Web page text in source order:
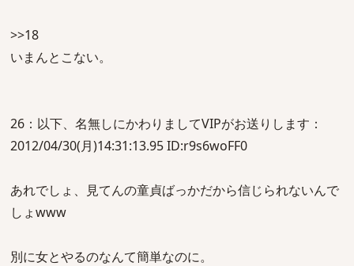
>>18
いまんとこない。
26：以下、名無しにかわりましてVIPがお送りします：
2012/04/30(月)14:31:13.95 ID:r9s6woFF0
あれでしょ、見てんの童貞ばっかだから信じられないんで
しょwww
別に女とやるのなんて簡単なのに。